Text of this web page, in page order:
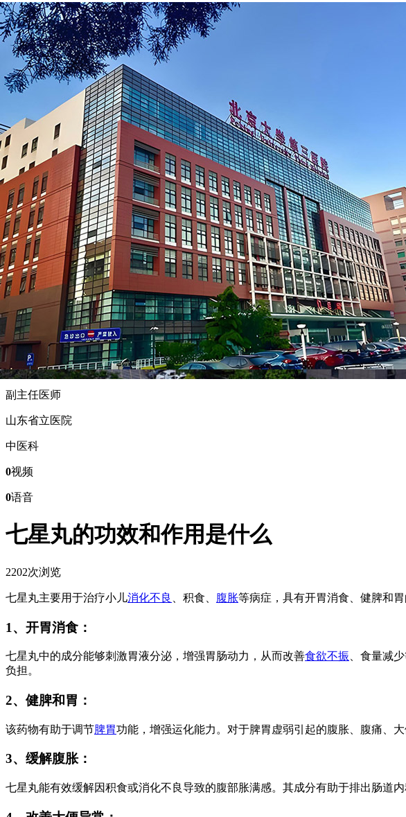
首页 医院 医生 疾病
视频
权威视频 健康短视频
语音 文章
问答
权威问答
健康知道
医院入驻 网上医院 搜索
科普文章
查疾病 找医生 找医院
王强
副主任医师
山东省立医院
中医科
0视频
0语音
七星丸的功效和作用是什么
2202次浏览
七星丸主要用于治疗小儿消化不良 、积食、 腹胀等病症，具有开胃消食、健脾和
1、开胃消食：
七星丸中的成分能够刺激胃液分泌，增强胃肠动力，从而改善食欲不振 、食量减
负担。
2、健脾和胃：
该药物有助于调节脾胃功能，增强运化能力。对于脾胃虚弱引起的腹胀、腹痛、
3、缓解腹胀：
七星丸能有效缓解因积食或消化不良导致的腹部胀满感。其成分有助于排出肠道